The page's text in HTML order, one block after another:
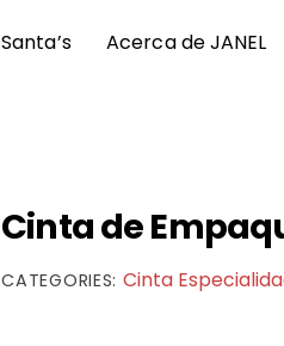
Santa’s Acerca de JANEL
Cinta de
CATEGORIES: Cinta